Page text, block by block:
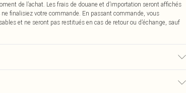
de l’achat. Les frais de douane et d’importation seront affichés
finalisiez votre commande. En passant commande, vous
et ne seront pas restitués en cas de retour ou d’échange, sauf
à sec, sauf si sale laver à 30°, tenir éloigné du feu Le